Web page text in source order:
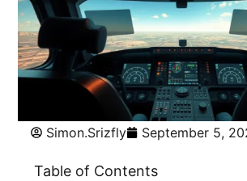
Simon.Srizfly September 5,
Table of Contents